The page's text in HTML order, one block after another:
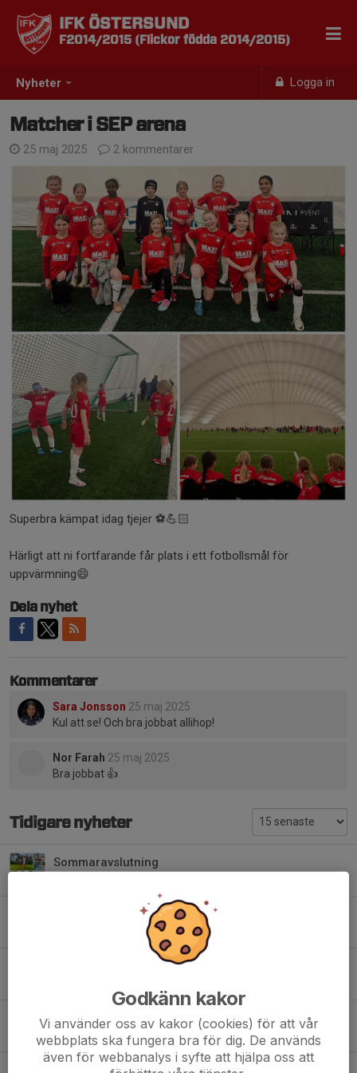
Nyheter Logga in
IFK ÖSTERSUND
F2014/2015 (Flickor födda 2014/2015)
Matcher i SEP arena
25 maj 2025 2 kommentarer
Superbra kämpat idag tjejer ⚽️💪🏻
Härligt att ni fortfarande får plats i ett fotbollsmål för
uppvärmning😄
Dela nyhet
Kommentarer
Sara Jonsson 25 maj 2025
Kul att se! Och bra jobbat allihop!
Nor Farah 25 maj 2025
Bra jobbat 👍
Tidigare nyheter
Sommaravslutning
Invigning Storsjöcupen 2026
Seriepremiär på Hofvallen
Avslutning med lekar och pizza
8 okt 2025
Säsongens sista matcher
Godkänn kakor
Vi använder oss av kakor (cookies) för att vår
webbplats ska fungera bra för dig. De används
även för webbanalys i syfte att hjälpa oss att